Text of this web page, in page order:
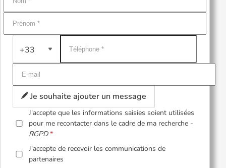
+33
Je souhaite ajouter un message
J'accepte que les informations saisies soient utilisées
pour me recontacter dans le cadre de ma recherche -
RGPD
J'accepte de recevoir les communications de
partenaires